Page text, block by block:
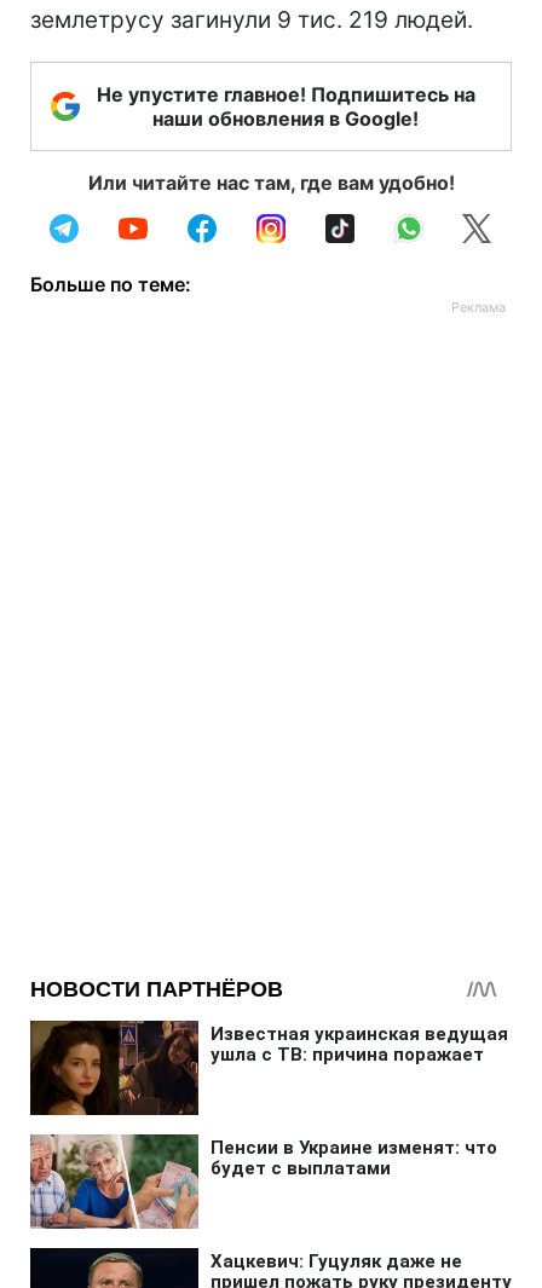
землетрусу загинули 9 тис. 219 людей.
Не упустите главное! Подпишитесь на
наши обновления в Google!
Или читайте нас там, где вам удобно!
Больше по теме: